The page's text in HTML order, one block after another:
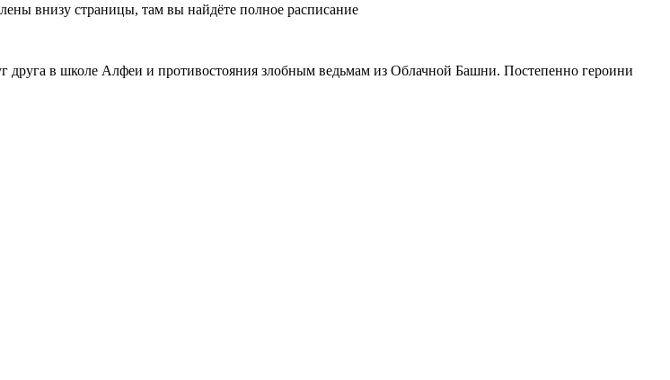
внизу страницы, там вы найдёте полное расписание
друга в школе Алфеи и противостояния злобным ведьмам из Облачной Башни. Постепенно героини